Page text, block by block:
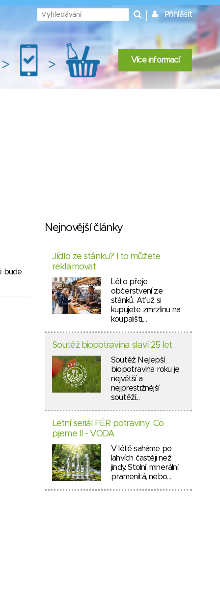
Přihlásit
> > Více informací
bude
Nejnovější články
Jídlo ze stánku? I to můžete
reklamovat
Léto přeje
občerstvení ze
stánků. Ať už si
kupujete zmrzlinu na
koupališti,…
Soutěž biopotravina slaví 25 let
Soutěž Nejlepší
biopotravina roku je
největší a
nejprestižnější
soutěží…
Letní seriál FÉR potraviny: Co
pijeme II - VODA
V létě saháme po
lahvích častěji než
jindy. Stolní, minerální,
pramenitá, nebo…